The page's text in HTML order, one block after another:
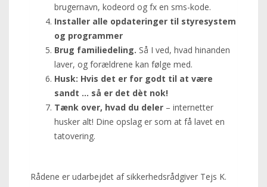
brugernavn, kodeord og fx en sms-kode.
Installer alle opdateringer til styresystem
og programmer
Brug familiedeling. Så I ved, hvad hinanden
laver, og forældrene kan følge med.
Husk: Hvis det er for godt til at være
sandt … så er det dèt nok!
Tænk over, hvad du deler – internetter
husker alt! Dine opslag er som at få lavet en
tatovering.
Rådene er udarbejdet af sikkerhedsrådgiver Tejs K.